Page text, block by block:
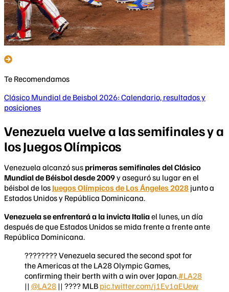
Te Recomendamos
Clásico Mundial de Beisbol 2026: Calendario, resultados y
posiciones
Venezuela vuelve a las semifinales y a
los Juegos Olímpicos
Venezuela alcanzó sus primeras semifinales del Clásico
Mundial de Béisbol desde 2009y aseguró su lugar en el
béisbol de los Juegos Olímpicos de Los Ángeles 2028 junto a
Estados Unidos y República Dominicana.
Venezuela se enfrentará a la invicta Italiael lunes, un día
después de que Estados Unidos se mida frente a frente ante
República Dominicana.
???????? Venezuela secured the second spot for
the Americas at the LA28 Olympic Games,
confirming their berth with a win over Japan.#LA28
|| @LA28 || ???? MLB pic.twitter.com/j1Ev1aEUew